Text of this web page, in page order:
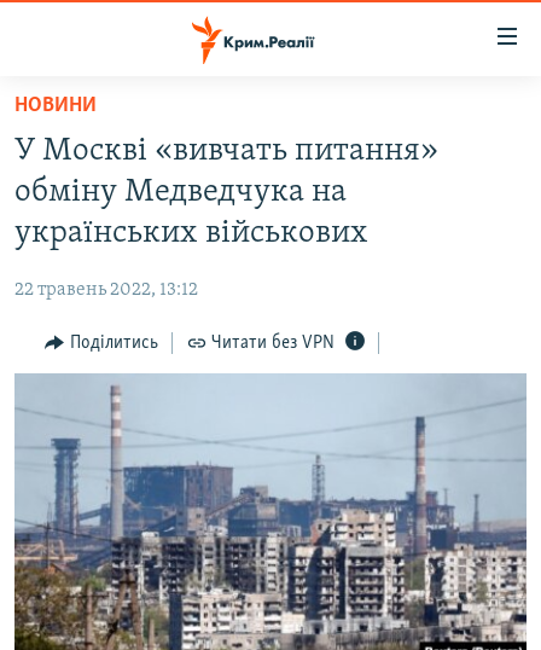
Перейти
основного
матеріалу
Перейти
до
основної
навігації
Перейти
до
ВОДА.КРИМ
ВІДЕО ТА ФОТО
БЛОГИ
ПОГЛЯД
ІНТЕРВ'Ю
ВСЕ ЗА ДЕНЬ
СПЕЦПРОЕКТИ
ДЕПОРТАЦІЯ
ВІДЕОУРОКИ «ELIFBE»
СВІДЧЕННЯ ОКУПАЦІЇ
ЯК ОБІЙТИ БЛОКУВАННЯ
Русский
Qırımtatar
НОВИНИ
У Москві «вивчать питання»
обміну Медведчука на
українських військових
22 травень 2022, 13:12
Поділитись Читати без VPN